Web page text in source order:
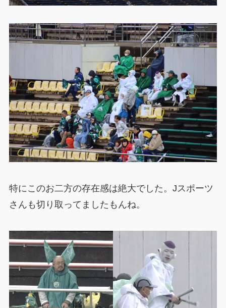
特にこのお二方の存在感は絶大でした。Jスポーツ
さんも切り取ってましたもんね。